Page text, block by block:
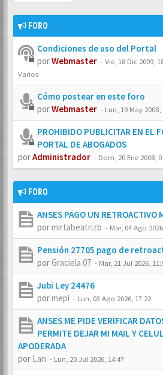
FORO
Condiciones de uso del Portal
porWebmaster -Vie, 18 Dic 2009,
Varios
Cómo postear en este foro
porWebmaster - Lun, 19 May 2008,
PROHIBIDO PUBLICITAR EN EL
PORTAL DE ABOGADOS
porAdministrador - Dom, 20 Ene 2008,
FORO
ANSES PAGO UN RETROACTIVO
pormirtabeatrizb - Mar, 04 Ago
Pensión 27705 pago de
por Graciela 07 - Mar, 21 Jul 2026,
Jubi Ley 24476
pormepi - Lun, 03 Ago 2026, 17:22
ANSES ME PIDE VERIFICAR
PERMITE DEJAR MI MAIL Y
APODERADA
por Lan - Lun, 20 Jul 2026, 14:47